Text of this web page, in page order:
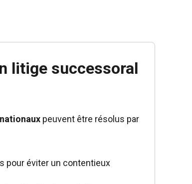
litige successoral
peuvent être résolus par
pour éviter un contentieux